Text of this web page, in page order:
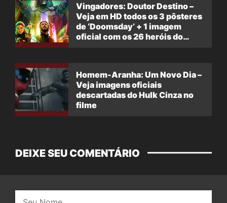
Vingadores: Doutor Destino –
Veja em HD todos os 3 pôsteres
de ‘Doomsday’ + 1 imagem
oficial com os 26 heróis do
Homem-Aranha: Um Novo Dia –
Veja imagens oficiais
descartadas do Hulk Cinza no
filme
DEIXE SEU COMENTÁRIO